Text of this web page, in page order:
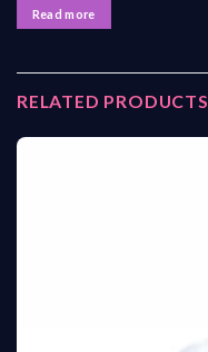
Read more
RELATED PRODUCTS